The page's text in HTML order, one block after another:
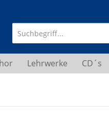
Lehrwerke CD´s